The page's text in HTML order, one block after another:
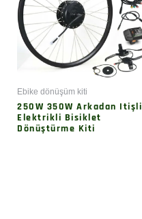
Ebike dönüşüm kiti
250W 350W Arkadan Itişli
Elektrikli Bisiklet
Dönüştürme Kiti